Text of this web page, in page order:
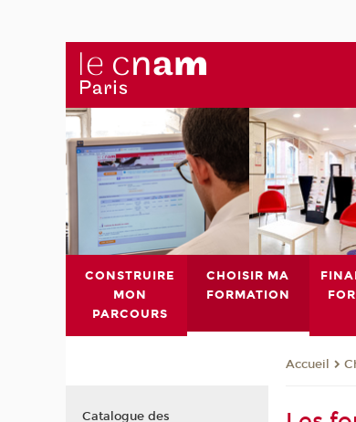
CONSTRUIRE
MON
PARCOURS
CHOISIR MA
FORMATION
Accueil
Catalogue des